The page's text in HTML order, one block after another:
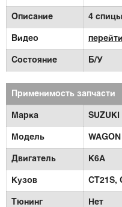
Описание 4
Видео перейти
Состояние Б/У
Применимость запчасти
Марка SUZUKI
Модель
Двигатель K6A
Кузов CT21S,
Тюнинг Нет